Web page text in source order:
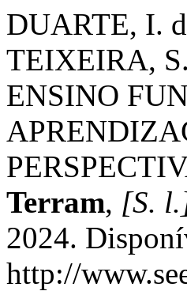
DUARTE, I.
TEIXEIRA,
ENSINO
Terram, [S.
2024.
http://